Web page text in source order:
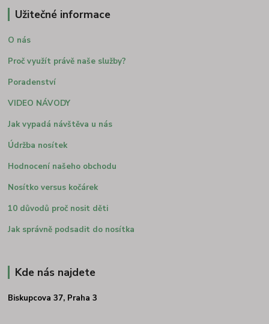
Užitečné informace
O nás
Proč využít právě naše služby?
Poradenství
VIDEO NÁVODY
Jak vypadá návštěva u nás
Údržba nosítek
Hodnocení našeho obchodu
Nosítko versus kočárek
10 důvodů proč nosit děti
Jak správně podsadit do nosítka
Kde nás najdete
Biskupcova 37, Praha 3